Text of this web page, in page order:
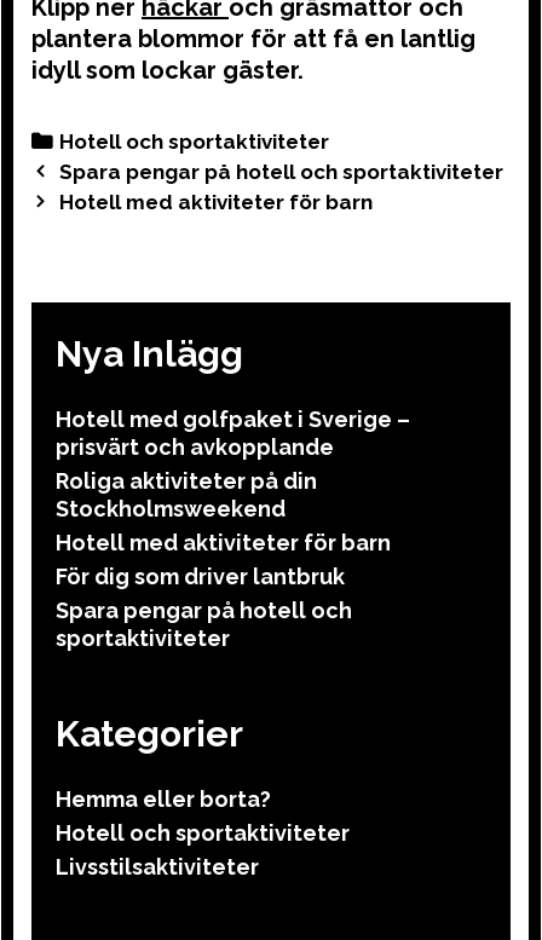
Klipp ner häckar och gräsmattor och
plantera blommor för att få en lantlig
idyll som lockar gäster.
Categories
Hotell och sportaktiviteter
Post
navigation
Spara pengar på hotell och sportaktiviteter
Hotell med aktiviteter för barn
Nya Inlägg
Hotell med golfpaket i Sverige –
prisvärt och avkopplande
Roliga aktiviteter på din
Stockholmsweekend
Hotell med aktiviteter för barn
För dig som driver lantbruk
Spara pengar på hotell och
sportaktiviteter
Kategorier
Hemma eller borta?
Hotell och sportaktiviteter
Livsstilsaktiviteter